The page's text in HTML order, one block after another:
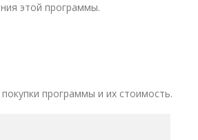
этой программы.
программы и их стоимость.